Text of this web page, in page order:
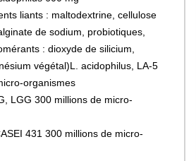
liants : maltodextrine, cellulose
de sodium, probiotiques,
: dioxyde de silicium,
végétal)L. acidophilus, LA-5
organismes
LGG 300 millions de micro-
431 300 millions de micro-